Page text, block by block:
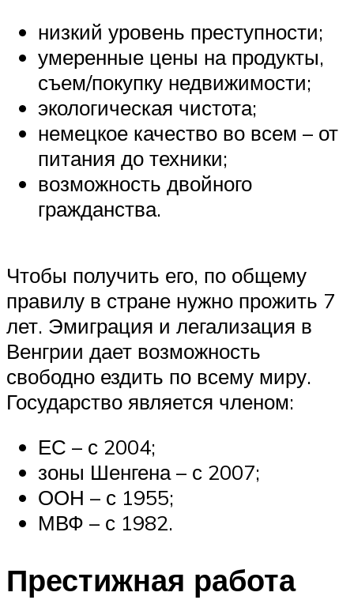
низкий уровень преступности;
умеренные цены на продукты,
съем/покупку недвижимости;
экологическая чистота;
немецкое качество во всем – от
питания до техники;
возможность двойного
гражданства.
Чтобы получить его, по общему
правилу в стране нужно прожить 7
лет. Эмиграция и легализация в
Венгрии дает возможность
свободно ездить по всему миру.
Государство является членом:
ЕС – с 2004;
зоны Шенгена – с 2007;
ООН – с 1955;
МВФ – с 1982.
Престижная работа